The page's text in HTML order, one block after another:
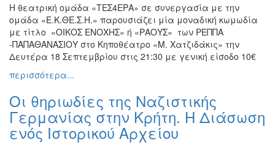
Η θεατρική ομάδα «ΤΕΣ4ΕΡΑ» σε συνεργασία με την
ομάδα «Ε.Κ.ΘΕ.Σ.Η.» παρουσιάζει μία μοναδική κωμωδία
με τίτλο «ΟΙΚΟΣ ΕΝΟΧΗΣ» ή «ΡΑΟΥΣ» των ΡΕΠΠΑ
-ΠΑΠΑΘΑΝΑΣΙΟΥ στο Κηποθέατρο «Μ. Χατζιδάκις» την
Δευτέρα 18 Σεπτεμβρίου στις 21:30 με γενική είσοδο 10€
περισσότερα...
Οι θηριωδίες της Ναζιστικής
Γερμανίας στην Κρήτη. Η Διάσωση
ενός Ιστορικού Αρχείου